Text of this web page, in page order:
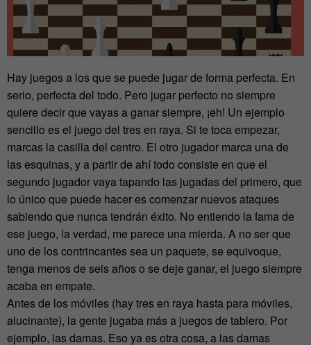
Hay juegos a los que se puede jugar de forma perfecta. En
serio, perfecta del todo. Pero jugar perfecto no siempre
quiere decir que vayas a ganar siempre, ¡eh! Un ejemplo
sencillo es el juego del tres en raya. Si te toca empezar,
marcas la casilla del centro. El otro jugador marca una de
las esquinas, y a partir de ahí todo consiste en que el
segundo jugador vaya tapando las jugadas del primero, que
lo único que puede hacer es comenzar nuevos ataques
sabiendo que nunca tendrán éxito. No entiendo la fama de
ese juego, la verdad, me parece una mierda. A no ser que
uno de los contrincantes sea un paquete, se equivoque,
tenga menos de seis años o se deje ganar, el juego siempre
acaba en empate.
Antes de los móviles (hay tres en raya hasta para móviles,
alucinante), la gente jugaba más a juegos de tablero. Por
ejemplo, las damas. Eso ya es otra cosa, a las damas